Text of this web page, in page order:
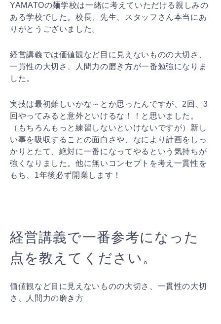
YAMATOの麺学校は一緒に考えていただける親しみの
ある学校でした。校長、先生、スタッフさん本当にあ
りがとうございました。
経営講義では価値観など目に見えないものの大切さ、
一貫性の大切さ、人間力の磨き方が一番勉強になりま
した。
実技は最初難しいかな～とか思ったんですが、2回、3
回やってみると意外といけるな！！と思いました。
（もちろんもっと練習しないといけないですが）新し
い事を吸収することの面白さや、なにより計画をしっ
かりとたて、絶対に一番になってやるという気持ちが
強くなりました。他に無いコンセプトを考え一貫性を
もち、1年後必ず開業します！
経営講義で一番参考になった
点を教えてください。
価値観など目に見えないものの大切さ、一貫性の大切
さ、人間力の磨き方